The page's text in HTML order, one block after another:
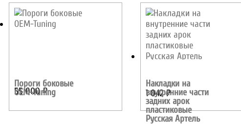
Пороги боковые
OEM-Tuning
55 000₽
Накладки на
внутренние части
задних арок
пластиковые
Русская Артель
1 042₽